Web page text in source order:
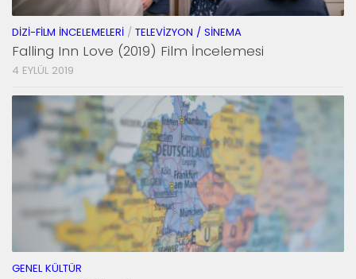
DIZI-FILM İNCELEMELERI / TELEVIZYON / SINEMA
Falling Inn Love (2019) Film İncelemesi
4 EYLÜL 2019
GENEL KÜLTÜR